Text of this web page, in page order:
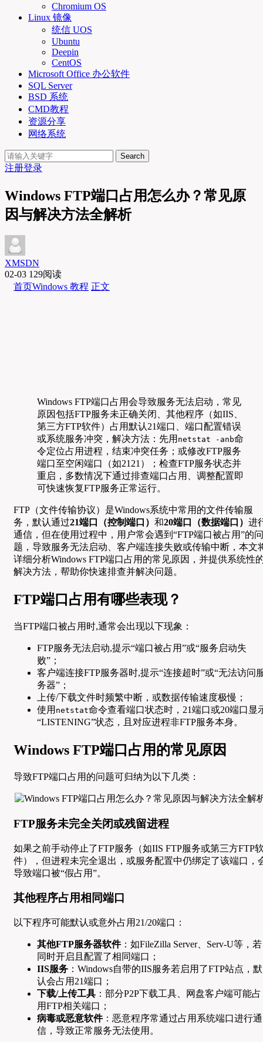
Chromium OS
Linux 镜像
统信 UOS
Ubuntu
Deepin
CentOS
Microsoft Office 办公软件
SQL Server
BSD 系统
CMD教程
资源分享
网络系统
Search
注册登录
Windows FTP端口占用怎么办？常见原
因与解决方法全解析
XMSDN
02-03 129阅读
首页Windows 教程 正文
Windows FTP端口占用会导致服务无法启动，常见
原因包括FTP服务未正确关闭、其他程序（如IIS、
第三方FTP软件）占用默认21端口、端口配置错误
或系统服务冲突，解决方法：先用 netstat -anb命
令定位占用进程，结束冲突任务；或修改FTP服务
端口至空闲端口（如2121）；检查FTP服务状态并
重启，多数情况下通过排查端口占用、调整配置即
可快速恢复FTP服务正常运行。
FTP（文件传输协议）是Windows系统中常用的文件传输服
务，默认通过21端口（控制端口） 和20端口（数据端口） 进
通信，但在使用过程中，用户常会遇到“FTP端口被占用”的问
题，导致服务无法启动、客户端连接失败或传输中断，本文
详细分析Windows FTP端口占用的常见原因，并提供系统性
解决方法，帮助你快速排查并解决问题。
FTP端口占用有哪些表现？
当FTP端口被占用时,通常会出现以下现象：
FTP服务无法启动,提示“端口被占用”或“服务启动失
败”；
客户端连接FTP服务器时,提示“连接超时”或“无法访问
务器”；
上传/下载文件时频繁中断，或数据传输速度极慢；
使用 netstat命令查看端口状态时，21端口或20端口显
“LISTENING”状态，且对应进程非FTP服务本身。
Windows FTP端口占用的常见原因
导致FTP端口占用的问题可归纳为以下几类：
FTP服务未完全关闭或残留进程
如果之前手动停止了FTP服务（如IIS FTP服务或第三方FTP
件），但进程未完全退出，或服务配置中仍绑定了该端口，
导致端口被“假占用”。
其他程序占用相同端口
以下程序可能默认或意外占用21/20端口：
其他FTP服务器软件：如FileZilla Server、Serv-U等，若
同时开启且配置了相同端口；
IIS服务 ：Windows自带的IIS服务若启用了FTP站点，默
认会占用21端口；
下载/上传工具 ：部分P2P下载工具、网盘客户端可能占
用FTP相关端口；
病毒或恶意软件：恶意程序常通过占用系统端口进行通
信，导致正常服务无法使用。